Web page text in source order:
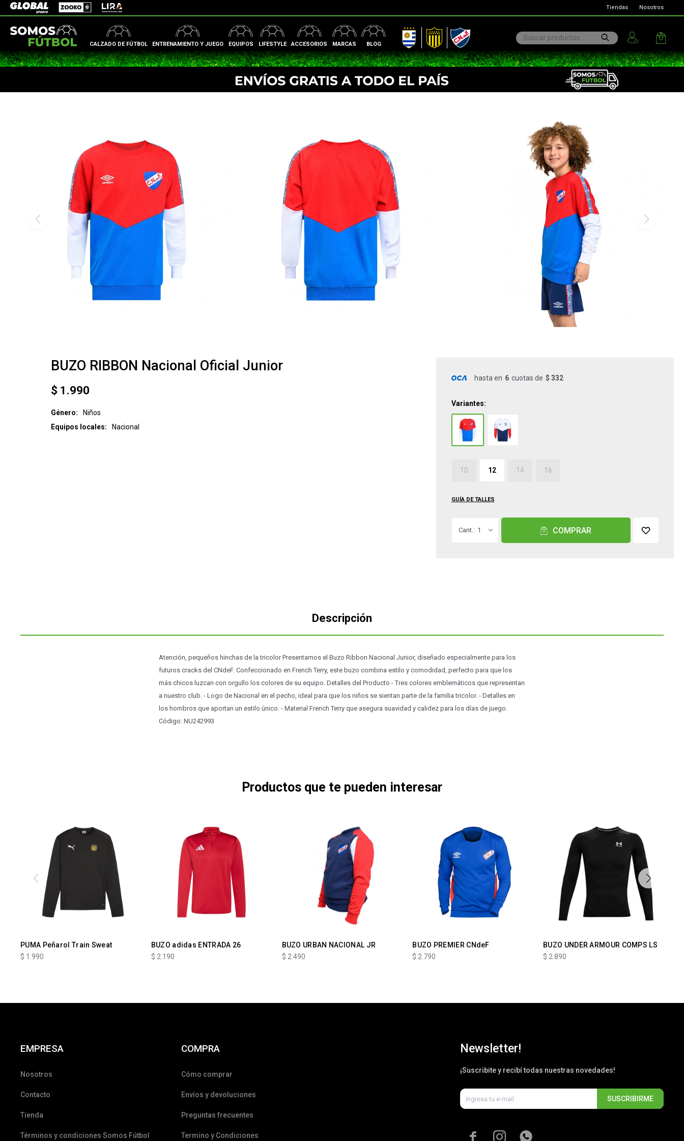
CALZADO DE FÚTBOL ENTRENAMIENTO Y JUEGO EQUIPOS LIFESTYLE ACCESORIOS MARCAS BLOG
AUF Peñarol Nacional
Global Sports Zooko Lira Tiendas Nosotros
BUZO RIBBON Nacional Oficial Junior
$ 1.990
Género
Niños
Equipos locales
Nacional
hasta en 6 cuotas de $ 332
Variantes:
10 12 14 16
GUÍA DE TALLES
1 COMPRAR
Descripción
Atención, pequeños hinchas de la tricolor Presentamos el Buzo Ribbon Nacional Junior, diseñado especialmente para los
futuros cracks del CNdeF. Confeccionado en French Terry, este buzo combina estilo y comodidad, perfecto para que los
más chicos luzcan con orgullo los colores de su equipo. Detalles del Producto - Tres colores emblemáticos que representan
a nuestro club. - Logo de Nacional en el pecho, ideal para que los niños se sientan parte de la familia tricolor. - Detalles en
los hombros que aportan un estilo único. - Material French Terry que asegura suavidad y calidez para los días de juego.
Código: NU242993
Productos que te pueden interesar
PUMA Peñarol Train Sweat
$ 1.990
BUZO adidas ENTRADA 26
$ 2.190
BUZO URBAN NACIONAL JR
$ 2.490
BUZO PREMIER CNdeF
$ 2.790
BUZO UNDER ARMOUR COMPS LS
$ 2.890
EMPRESA
Nosotros
Contacto
Tienda
Términos y condiciones Somos Fútbol
COMPRA
Cómo comprar
Envíos y devoluciones
Preguntas frecuentes
Termino y Condiciones
Newsletter!
¡Suscribite y recibí todas nuestras novedades!
SUSCRIBIRME
  